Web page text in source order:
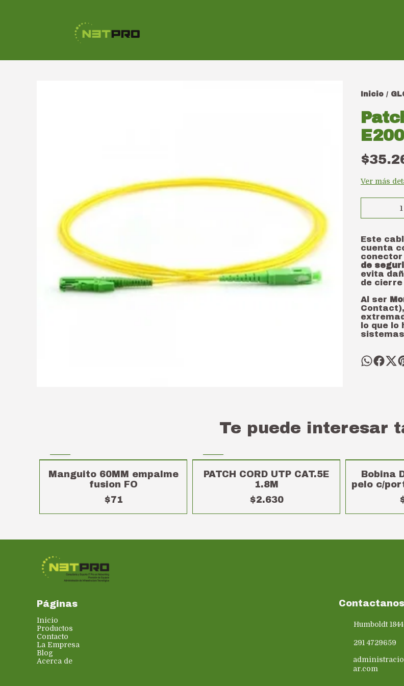
Inicio /
Ver más
Este
cuenta
conector
de
evita
de
Al ser
Contact),
lo que
Te puede interesar
Manguito 60MM empalme
fusion FO
$71
PATCH CORD UTP CAT.5E
1.8M
$2.630
Bobina
pelo c/
Páginas
Inicio
Productos
Contacto
La Empresa
Blog
Acerca de
Contactanos
Humboldt 1844
291 4729659
ar.com